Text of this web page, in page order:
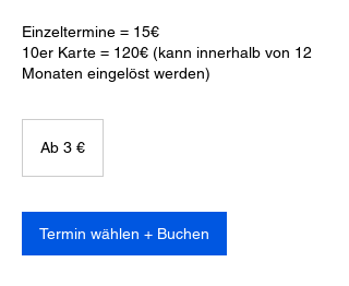
Einzeltermine = 15€
10er Karte = 120€ (kann innerhalb von 12
EuroAb 3 €
Termin wählen + Buchen